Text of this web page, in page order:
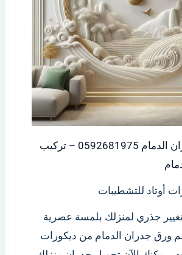
معلم ورق جدران الدمام 0592681975 – تركيب
أوتاد للتشطيبات
جذري لمنزلك بلمسة عصرية
ورق جدران الدمام من ديكورات